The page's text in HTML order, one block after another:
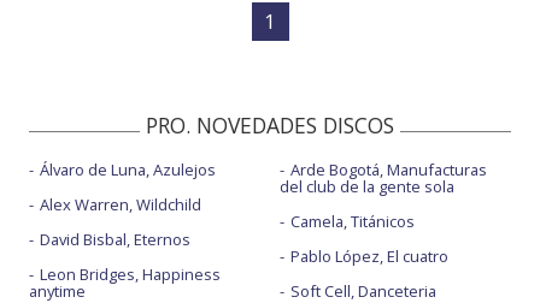
1
PRO. NOVEDADES DISCOS
Álvaro de Luna, Azulejos
Alex Warren, Wildchild
David Bisbal, Eternos
Leon Bridges, Happiness
anytime
Arde Bogotá, Manufacturas
del club de la gente sola
Camela, Titánicos
Pablo López, El cuatro
Soft Cell, Danceteria